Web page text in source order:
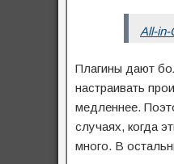
All-in-
Плагины дают
настраивать
медленнее.
случаях, когда
много. В